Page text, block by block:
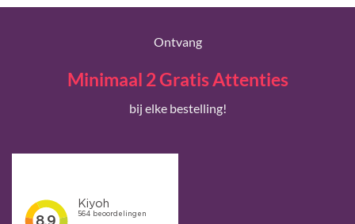
Ontvang
Minimaal 2 Gratis Attenties
bij elke bestelling!